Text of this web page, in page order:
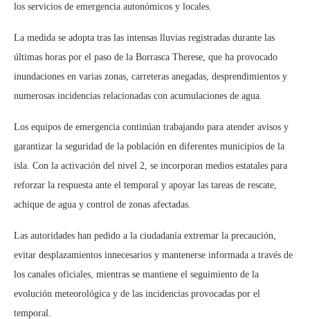
los servicios de emergencia autonómicos y locales.
La medida se adopta tras las intensas lluvias registradas durante las
últimas horas por el paso de la Borrasca Therese, que ha provocado
inundaciones en varias zonas, carreteras anegadas, desprendimientos y
numerosas incidencias relacionadas con acumulaciones de agua.
Los equipos de emergencia continúan trabajando para atender avisos y
garantizar la seguridad de la población en diferentes municipios de la
isla. Con la activación del nivel 2, se incorporan medios estatales para
reforzar la respuesta ante el temporal y apoyar las tareas de rescate,
achique de agua y control de zonas afectadas.
Las autoridades han pedido a la ciudadanía extremar la precaución,
evitar desplazamientos innecesarios y mantenerse informada a través de
los canales oficiales, mientras se mantiene el seguimiento de la
evolución meteorológica y de las incidencias provocadas por el
temporal.